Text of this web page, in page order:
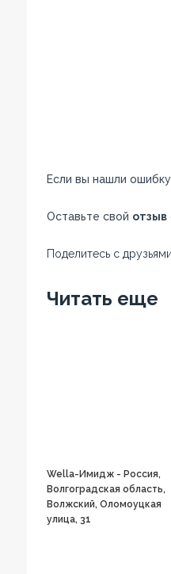
Если вы нашли
Оставьте свой отзыв
Поделитесь с
Читать еще
Wella-Имидж - Россия,
Волгоградская область,
Волжский, Оломоуцкая
улица, 31